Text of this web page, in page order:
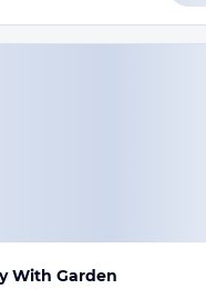
With Garden